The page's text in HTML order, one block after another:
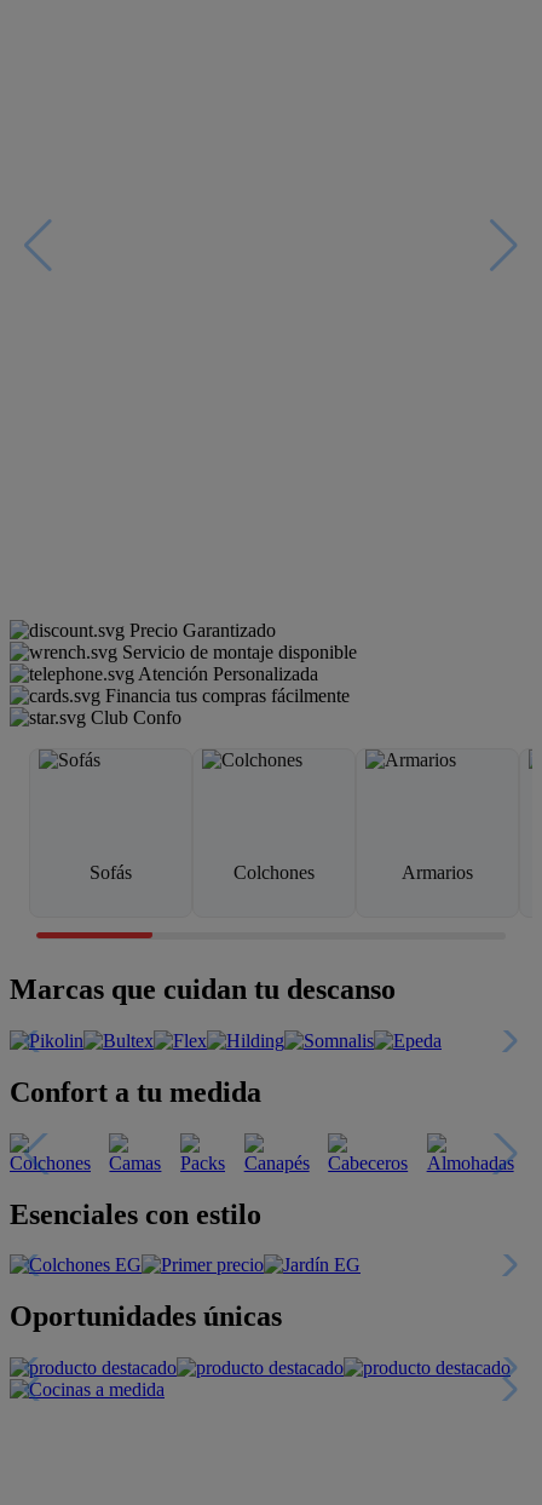
Precio Garantizado
Servicio de montaje disponible
Atención Personalizada
Financia tus compras fácilmente
Club Confo
Sofás Colchones Armarios
Marcas que cuidan tu descanso
Confort a tu medida
Esenciales con estilo
Oportunidades únicas